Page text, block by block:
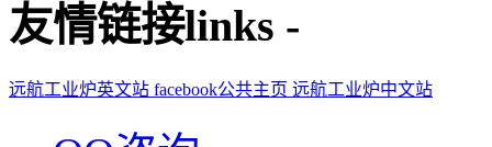
友情链接links -
远航工业炉英文站 facebook公共主页 远航工业炉中文站